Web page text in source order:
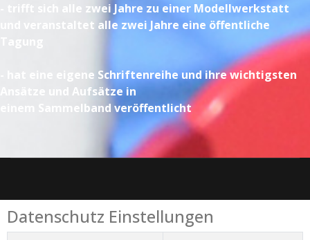
- trifft sich alle zwei Jahre zu einer Modellwerkstatt
veranstaltet alle zwei Jahre eine öffentliche
- hat eine eigene Schriftenreihe und ihre wichtigsten
Ansätze und Aufsätze in
einem Sammelband veröffentlicht
Datenschutz Einstellungen